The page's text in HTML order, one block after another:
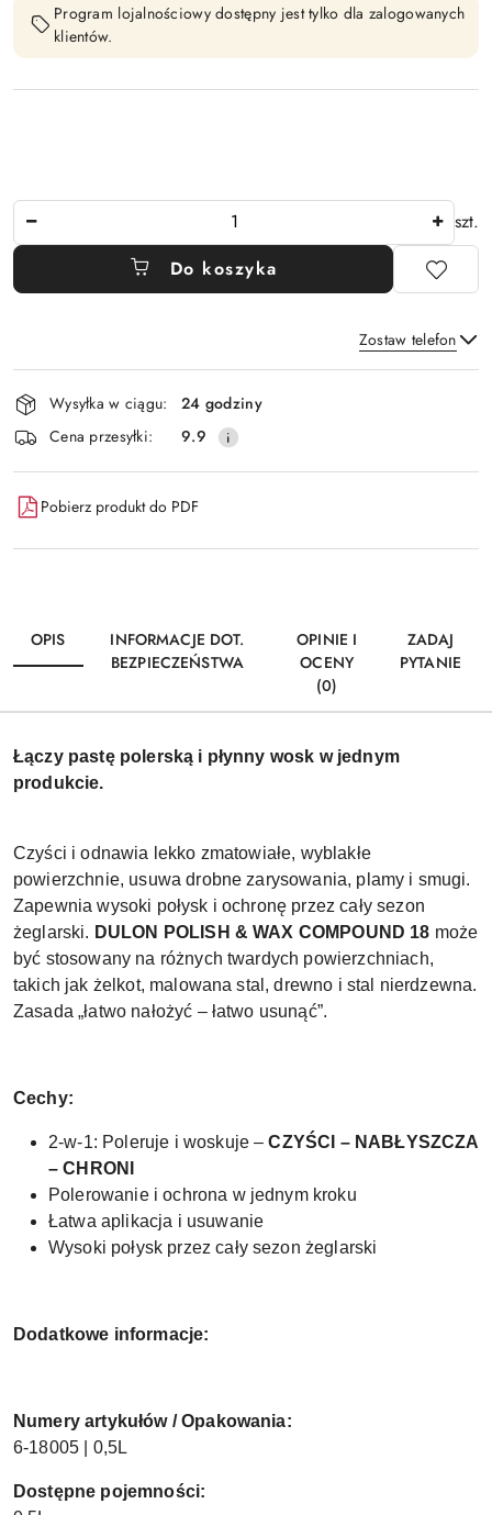
Program lojalnościowy dostępny jest tylko dla zalogowanych
klientów.
szt.
Do koszyka
Zostaw telefon
Wyślij
Dostępność
i
dostawa
Wysyłka w ciągu:
24 godziny
Cena przesyłki:
9.9
Pobierz produkt do PDF
OPIS
INFORMACJE DOT.
BEZPIECZEŃSTWA
OPINIE I
OCENY
(0)
ZADAJ
PYTANIE
Łączy pastę polerską i płynny wosk w jednym
produkcie.
Czyści i odnawia lekko zmatowiałe, wyblakłe
powierzchnie, usuwa drobne zarysowania, plamy i smugi.
Zapewnia wysoki połysk i ochronę przez cały sezon
żeglarski. DULON POLISH & WAX COMPOUND 18 może
być stosowany na różnych twardych powierzchniach,
takich jak żelkot, malowana stal, drewno i stal nierdzewna.
Zasada „łatwo nałożyć – łatwo usunąć”.
Cechy:
2-w-1: Poleruje i woskuje –CZYŚCI – NABŁYSZCZA
– CHRONI
Polerowanie i ochrona w jednym kroku
Łatwa aplikacja i usuwanie
Wysoki połysk przez cały sezon żeglarski
Dodatkowe informacje:
Numery artykułów / Opakowania:
6-18005 | 0,5L
Dostępne pojemności: